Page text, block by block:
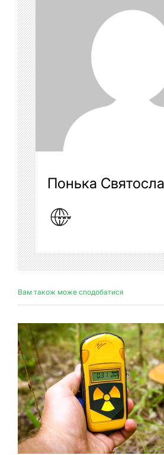
Понька
Вам також може сподобатися